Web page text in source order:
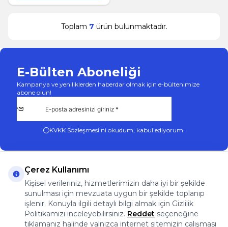
Toplam 7 ürün bulunmaktadır.
E-Bülten Aboneliği
Kampanya ve yeniliklerden haberdar olmak için e-bültenimize
abone olun!
KVKK Sözleşmesi'ni okudum, kabul ediyorum.
App StorePlay Store
FacebookInstagram
Önemli Bilgiler
Önemli Bilgiler
Çerez Kullanımı
Kişisel verileriniz, hizmetlerimizin daha iyi bir şekilde
sunulması için mevzuata uygun bir şekilde toplanıp
işlenir. Konuyla ilgili detaylı bilgi almak için Gizlilik
Politikamızı inceleyebilirsiniz. Reddet seçeneğine
tıklamanız halinde yalnızca internet sitemizin çalışması